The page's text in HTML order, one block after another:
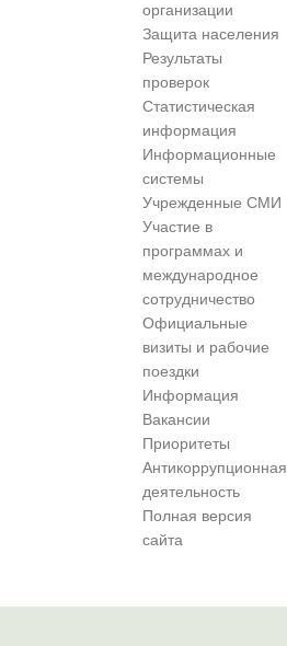
организации
Защита населения
Результаты
проверок
Статистическая
информация
Информационные
системы
Учрежденные СМИ
Участие в
программах и
международное
сотрудничество
Официальные
визиты и рабочие
поездки
Информация
Вакансии
Приоритеты
Антикоррупционная
деятельность
Полная версия
сайта